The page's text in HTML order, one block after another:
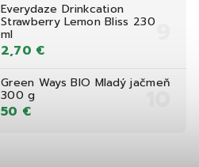
Everydaze Drinkcation
Strawberry Lemon Bliss 230
ml
2,70 €
Green Ways BIO Mladý jačmeň
300 g
50 €